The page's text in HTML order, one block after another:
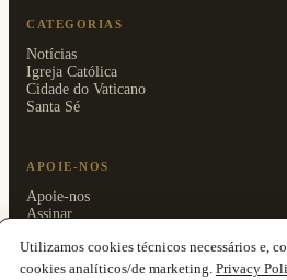
CATEGORIAS
Notícias
Igreja Católica
Cidade do Vaticano
Santa Sé
APOIE-NOS
Apoie-nos
Assinar
Utilizamos cookies técnicos necessários e,
cookies analíticos/de marketing. Privacy